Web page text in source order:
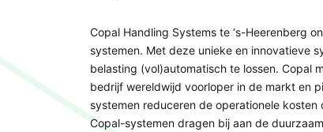
Copal Handling Systems te ‘s-Heerenberg
systemen. Met deze unieke en innovatieve
belasting (vol)automatisch te lossen. Copal
bedrijf wereldwijd voorloper in de markt en
systemen reduceren de operationele
Copal-systemen dragen bij aan de